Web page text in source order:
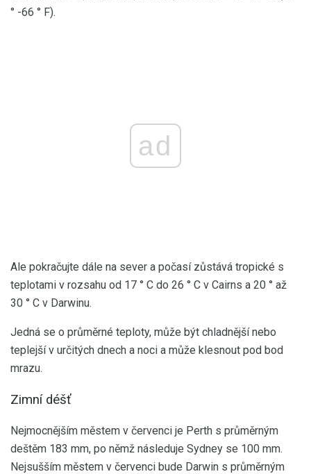
° -66 ° F).
ad
Ale pokračujte dále na sever a počasí zůstává tropické s
teplotami v rozsahu od 17 ° C do 26 ° C v Cairns a 20 ° až
30 ° C v Darwinu.
Jedná se o průměrné teploty, může být chladnější nebo
teplejší v určitých dnech a noci a může klesnout pod bod
mrazu.
Zimní déšť
Nejmocnějším městem v červenci je Perth s průměrným
deštěm 183 mm, po němž následuje Sydney se 100 mm.
Nejsušším městem v červenci bude Darwin s průměrným